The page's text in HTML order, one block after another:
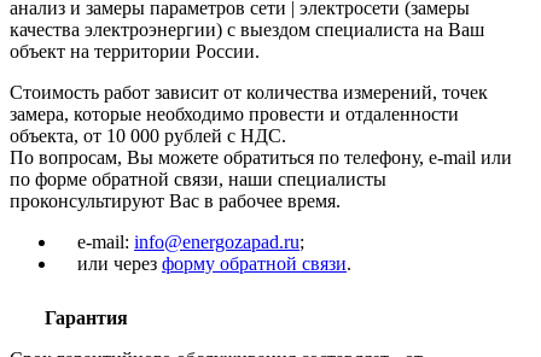
анализ и замеры параметров сети | электросети (замеры
качества электроэнергии) с выездом специалиста на Ваш
объект на территории России.
Стоимость работ зависит от количества измерений, точек
замера, которые необходимо провести и отдаленности
объекта, от 10 000 рублей с НДС.
По вопросам, Вы можете обратиться по телефону, e-mail или
по форме обратной связи, наши специалисты
проконсультируют Вас в рабочее время.
e-mail: info@energozapad.ru;
или через форму обратной связи.
Гарантия